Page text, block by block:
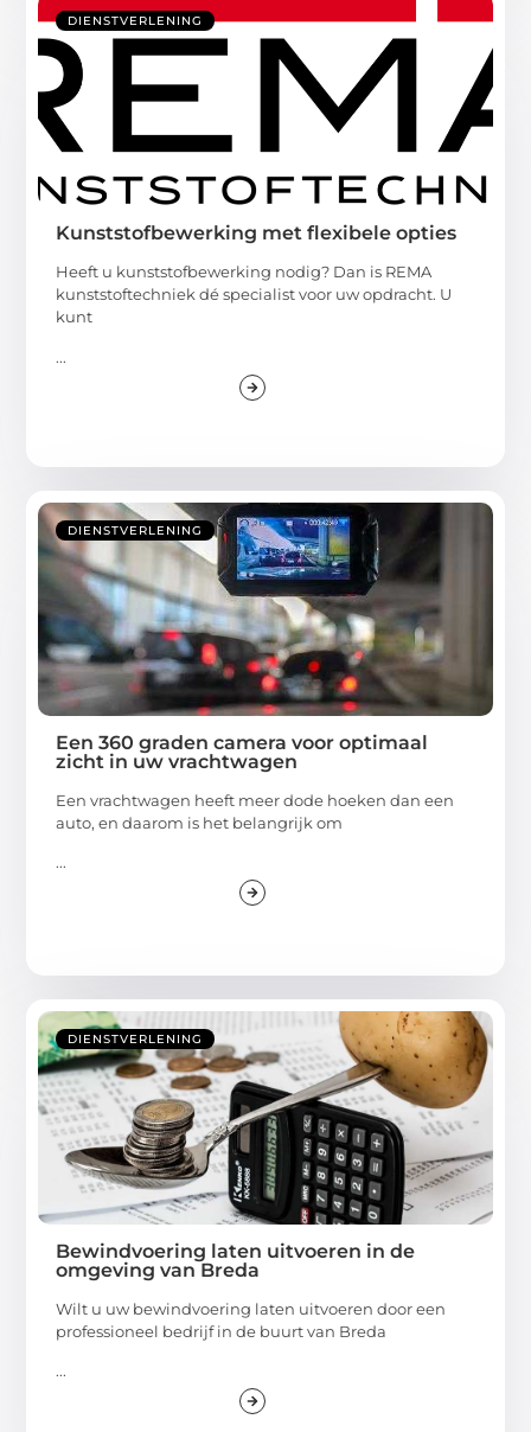
DIENSTVERLENING
Kunststofbewerking met flexibele opties
Heeft u kunststofbewerking nodig? Dan is REMA
kunststoftechniek dé specialist voor uw opdracht. U
kunt
...
DIENSTVERLENING
Een 360 graden camera voor optimaal
zicht in uw vrachtwagen
Een vrachtwagen heeft meer dode hoeken dan een
auto, en daarom is het belangrijk om
...
DIENSTVERLENING
Bewindvoering laten uitvoeren in de
omgeving van Breda
Wilt u uw bewindvoering laten uitvoeren door een
professioneel bedrijf in de buurt van Breda
...